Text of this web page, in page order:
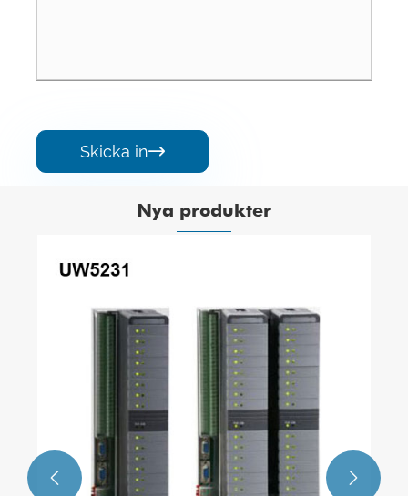
Skicka in
Nya produkter
 